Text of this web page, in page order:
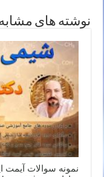
نوشته های
نمونه سوالات آیمت